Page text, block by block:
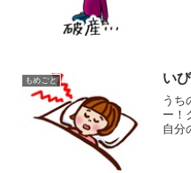
もめごと い
うち
ー！
自分